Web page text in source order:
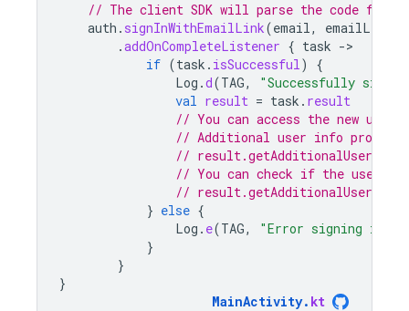
// The client SDK will parse the code
auth . signInWithEmailLink(email, emailLink
.addOnCompleteListener { task -
if (task . isSuccessful)
{
Log .d(TAG,
"Successfully
val result = task . result
// You can access the new
// Additional user info profile
//
// You can check if the user is
//
} else {
Log . e(TAG,
"Error signing in
}
}
}
MainActivity. kt